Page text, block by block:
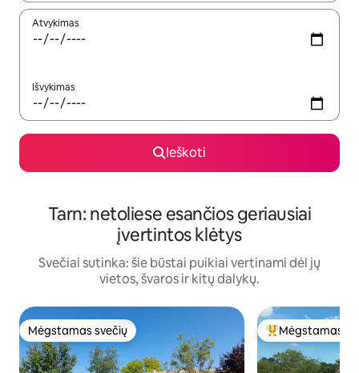
Atvykimas
Išvykimas
Ieškoti
Tarn: netoliese esančios geriausiai
įvertintos klėtys
Svečiai sutinka: šie būstai puikiai vertinami dėl jų
vietos, švaros ir kitų dalykų.
Mėgstamas svečių
Mėgstamas svečių Svečių
Mėgstamas